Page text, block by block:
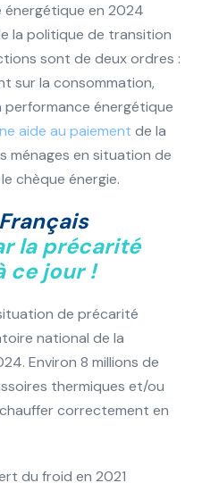
en 2024
la politique de transition
sont de deux ordres :
sur la consommation,
énergétique
aide au paiement de la
ménages en situation de
chèque énergie.
la précarité
ce jour !
de précarité
national de la
Environ 8 millions de
thermiques et/ou
correctement en
du froid en 2021